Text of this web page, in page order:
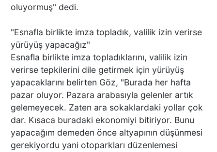
İKİ KADINA KURŞUN
KAÇIŞ ANLARI ORTAYA
ÇIKTI
TÜRKİYE BU SÖZLERLE
YIKILDI: "BEBEĞİME SİPER
OLDU"
oluyormuş" dedi.
"Esnafla birlikte imza topladık, valilik izin verirse
yürüyüş yapacağız"
Esnafla birlikte imza topladıklarını, valilik izin
verirse tepkilerini dile getirmek için yürüyüş
yapacaklarını belirten Göz, "Burada her hafta
pazar oluyor. Pazara arabasıyla gelenler artık
gelemeyecek. Zaten ara sokaklardaki yollar çok
dar. Kısaca buradaki ekonomiyi bitiriyor. Bunu
yapacağım demeden önce altyapının düşünmesi
gerekiyordu yani otoparkları düzenlemesi